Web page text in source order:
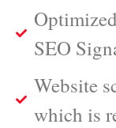
SEO
Website
which is